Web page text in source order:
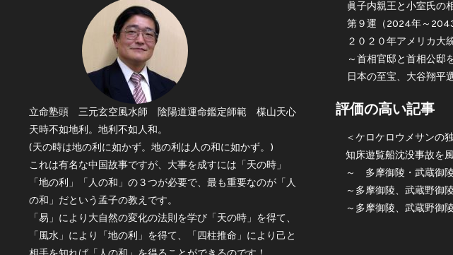
立命塾頭 三元玄空風水師 陰陽道運命鑑定師範 楳山天心
天時不如地利。地利不如人和。
(天の時は地の利に如かず。地の利は人の和に如かず。)
これは有名な中国故事ですが、大事を成すには「天の時」
「地の利」「人の和」の３つが必要で、最も重要なのが「人
の和」だという孟子の教えです。
「易」により大自然の変化の法則を学び「天の時」を得て、
「風水」により「地の利」を得て、「四柱推命」により己と
眞子内親王と小室氏の
第９運（2024年～
２０２０年アメリカ大
～首相官邸と首相公邸
日本の至宝、大谷翔平
評価の高い記事
＜ケロケロウメサンの
知床遊覧船沈没事故を
～ 多摩御陵・武蔵御
～多摩御陵、武蔵野御
～多摩御陵、武蔵野御